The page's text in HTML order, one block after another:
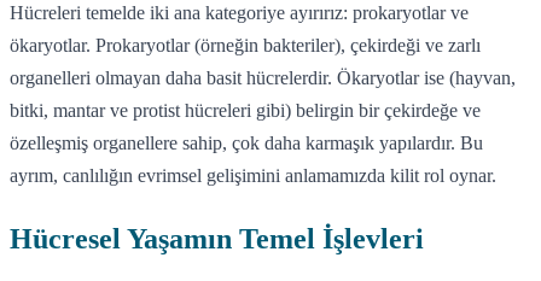
Hücreleri temelde iki ana kategoriye ayırırız: prokaryotlar ve
ökaryotlar. Prokaryotlar (örneğin bakteriler), çekirdeği ve zarlı
organelleri olmayan daha basit hücrelerdir. Ökaryotlar ise (hayvan,
bitki, mantar ve protist hücreleri gibi) belirgin bir çekirdeğe ve
özelleşmiş organellere sahip, çok daha karmaşık yapılardır. Bu
ayrım, canlılığın evrimsel gelişimini anlamamızda kilit rol oynar.
Hücresel Yaşamın Temel İşlevleri